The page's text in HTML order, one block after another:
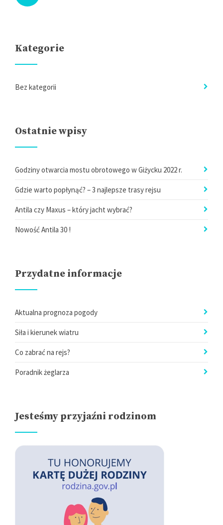
Kategorie
Bez kategorii
Ostatnie wpisy
Godziny otwarcia mostu obrotowego w Giżycku 2022 r.
Gdzie warto popłynąć? – 3 najlepsze trasy rejsu
Antila czy Maxus – który jacht wybrać?
Nowość Antila 30 !
Przydatne informacje
Aktualna prognoza pogody
Siła i kierunek wiatru
Co zabrać na rejs?
Poradnik żeglarza
Jesteśmy przyjaźni rodzinom